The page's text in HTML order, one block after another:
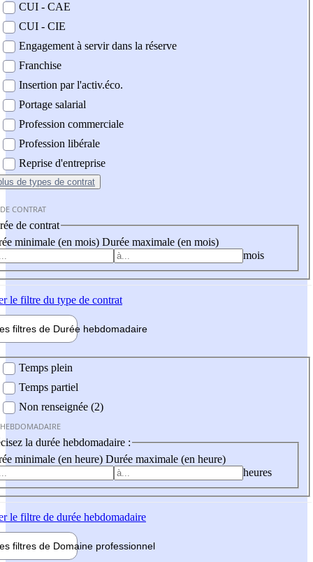
CUI - CAE
CUI - CIE
Engagement à servir dans la réserve
Franchise
Insertion par l'activ.éco.
Portage salarial
Profession commerciale
Profession libérale
Reprise d'entreprise
de types de contrat
CONTRAT
de contrat
minimale (en mois) Durée maximale (en mois)
mois
le filtre du type de contrat
filtres de Durée hebdomadaire
Temps plein
Temps partiel
Non renseignée (2)
la durée hebdomadaire :
minimale (en heure) Durée maximale (en heure)
heures
le filtre de durée hebdomadaire
filtres de Domaine professionnel